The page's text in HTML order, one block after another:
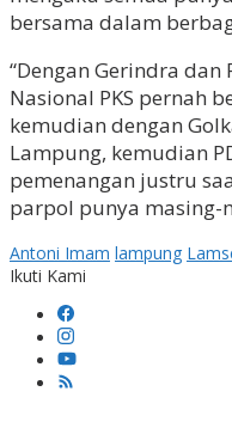
bersama dalam
“Dengan Gerindra
Nasional PKS pernah
kemudian dengan
Lampung, kemudian
pemenangan justru
parpol punya masing-
Antoni Imam lampung
Ikuti Kami